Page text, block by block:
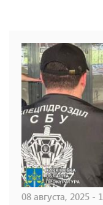
08 августа, 2025 -